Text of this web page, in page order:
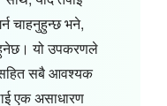
चाहनुहुन्छ भने,
यो उपकरणले
सहित सबै आवश्यक
एक असाधारण